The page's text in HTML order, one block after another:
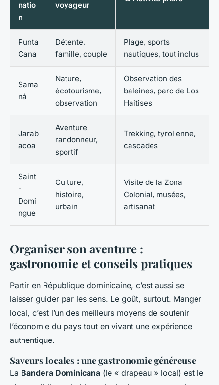
natio
n
voyageur
Punta
Cana
Détente,
famille, couple
Plage, sports
nautiques, tout inclus
Sama
ná
Nature,
écotourisme,
observation
Observation des
baleines, parc de Los
Haitises
Jarab
acoa
Aventure,
randonneur,
sportif
Trekking, tyrolienne,
cascades
Saint
-
Domi
ngue
Culture,
histoire,
urbain
Visite de la Zona
Colonial, musées,
artisanat
Organiser son aventure :
gastronomie et conseils pratiques
Partir en République dominicaine, c’est aussi se
laisser guider par les sens. Le goût, surtout. Manger
local, c’est l’un des meilleurs moyens de soutenir
l’économie du pays tout en vivant une expérience
authentique.
Saveurs locales : une gastronomie généreuse
La Bandera Dominicana (le « drapeau » local) est le